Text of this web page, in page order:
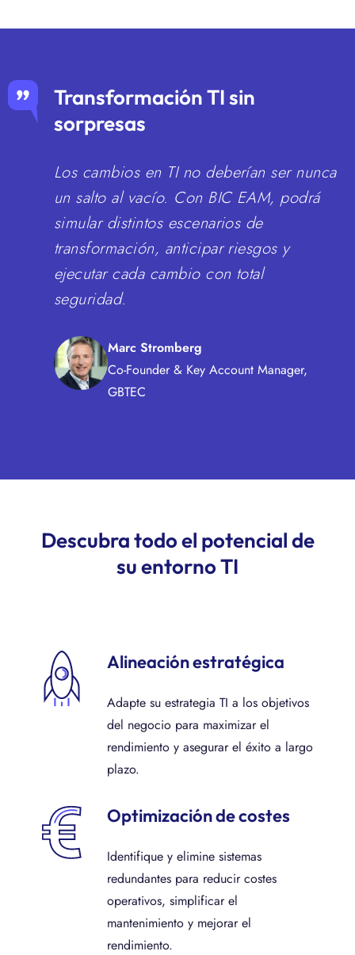
Transformación TI sin
sorpresas
Los cambios en TI no deberían ser nunca
un salto al vacío. Con BIC EAM, podrá
simular distintos escenarios de
transformación, anticipar riesgos y
ejecutar cada cambio con total
seguridad.
Marc Stromberg
Co-Founder & Key Account Manager,
GBTEC
Descubra todo el potencial de
su entorno TI
Alineación estratégica
Adapte su estrategia TI a los objetivos
del negocio para maximizar el
rendimiento y asegurar el éxito a largo
plazo.
Optimización de costes
Identifique y elimine sistemas
redundantes para reducir costes
operativos, simplificar el
mantenimiento y mejorar el
rendimiento.